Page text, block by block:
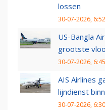
lossen
30-07-2026, 6:52
US-Bangla
grootste
30-07-2026, 6:45
AIS Airlines
lijndienst
30-07-2026, 6:30